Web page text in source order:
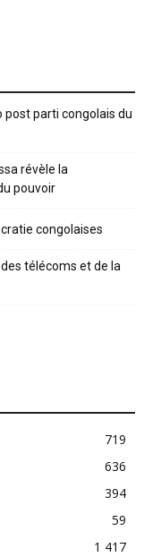
post parti congolais du
révèle la
pouvoir
congolaises
télécoms et de la
719
636
394
59
1 417